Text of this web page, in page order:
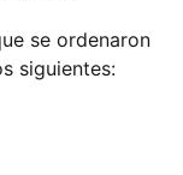
se ordenaron
siguientes: